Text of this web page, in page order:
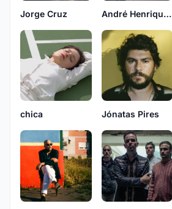
Jorge Cruz André Henriques
chica Jónatas Pires